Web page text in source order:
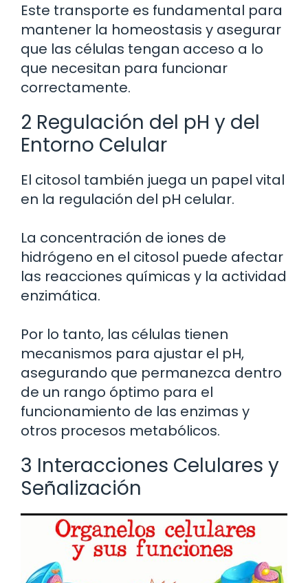
Este transporte es fundamental para
mantener la homeostasis y asegurar
que las células tengan acceso a lo
que necesitan para funcionar
correctamente.
2 Regulación del pH y del
Entorno Celular
El citosol también juega un papel vital
en la regulación del pH celular.
La concentración de iones de
hidrógeno en el citosol puede afectar
las reacciones químicas y la actividad
enzimática.
Por lo tanto, las células tienen
mecanismos para ajustar el pH,
asegurando que permanezca dentro
de un rango óptimo para el
funcionamiento de las enzimas y
otros procesos metabólicos.
3 Interacciones Celulares y
Señalización